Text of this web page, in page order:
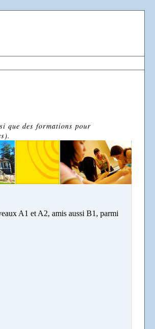
que des formations pour
A1 et A2, amis aussi B1, parmi